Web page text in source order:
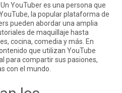
YouTuber es una persona que
la popular plataforma de
pueden abordar una amplia
de maquillaje hasta
cocina, comedia y más. En
que utilizan YouTube
para compartir sus pasiones,
con el mundo.